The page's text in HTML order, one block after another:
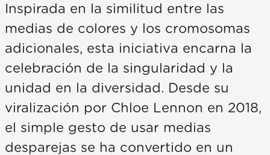
Inspirada en la similitud entre las
medias de colores y los cromosomas
adicionales, esta iniciativa encarna la
celebración de la singularidad y la
unidad en la diversidad. Desde su
viralización por Chloe Lennon en 2018,
el simple gesto de usar medias
desparejas se ha convertido en un